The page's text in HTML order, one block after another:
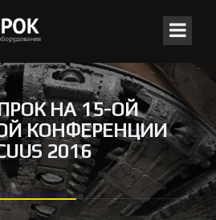
НА 15-ОЙ
КОНФЕРЕНЦИИ
2016